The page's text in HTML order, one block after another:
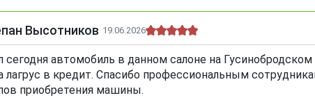
Высотников 19.06.2026
сегодня автомобиль в данном салоне на
лагрус в кредит. Спасибо профессиональным
приобретения машины.